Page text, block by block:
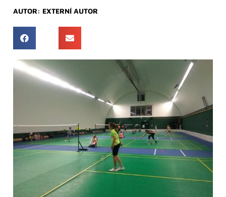
AUTOR: EXTERNÍ AUTOR